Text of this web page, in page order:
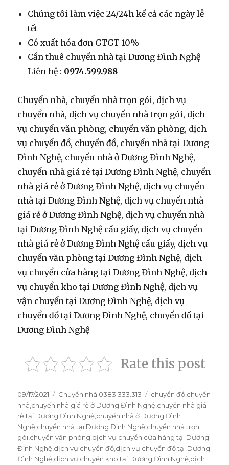
Chúng tôi làm việc 24/24h kể cả các ngày lễ
tết
Có xuất hóa đơn GTGT 10%
Cần thuê chuyển nhà tại Dương Đình Nghệ
Liên hệ : 0974.599.988
Chuyển nhà, chuyển nhà trọn gói, dịch vụ
chuyển nhà, dịch vụ chuyển nhà trọn gói, dịch
vụ chuyển văn phòng, chuyển văn phòng, dịch
vụ chuyển đồ, chuyển đồ, chuyển nhà tại Dương
Đình Nghệ, chuyển nhà ở Dương Đình Nghệ,
chuyển nhà giá rẻ tại Dương Đình Nghệ, chuyển
nhà giá rẻ ở Dương Đình Nghệ, dịch vụ chuyển
nhà tại Dương Đình Nghệ, dịch vụ chuyển nhà
giá rẻ ở Dương Đình Nghệ, dịch vụ chuyển nhà
tại Dương Đình Nghệ cầu giấy, dịch vụ chuyển
nhà giá rẻ ở Dương Đình Nghệ cầu giấy, dịch vụ
chuyển văn phòng tại Dương Đình Nghệ, dịch
vụ chuyển cửa hàng tại Dương Đình Nghệ, dịch
vụ chuyển kho tại Dương Đình Nghệ, dịch vụ
vận chuyển tại Dương Đình Nghệ, dịch vụ
chuyển đồ tại Dương Đình Nghệ, chuyển đồ tại
Dương Đình Nghệ
Rate this post
Đăng
vào
ngày
09/17/2021
Danh
mục
Chuyển nhà 0383.333.313 Thẻ
chuyển đồ,chuyển
nhà,chuyển nhà giá rẻ ở Dương Đình Nghệ,chuyển nhà giá
rẻ tại Dương Đình Nghệ,chuyển nhà ở Dương Đình
Nghệ,chuyển nhà tại Dương Đình Nghệ,chuyển nhà trọn
gói,chuyển văn phòng,dịch vụ chuyển cửa hàng tại Dương
Đình Nghệ,dịch vụ chuyển đồ,dịch vụ chuyển đồ tại Dương
Đình Nghệ,dịch vụ chuyển kho tại Dương Đình Nghệ,dịch